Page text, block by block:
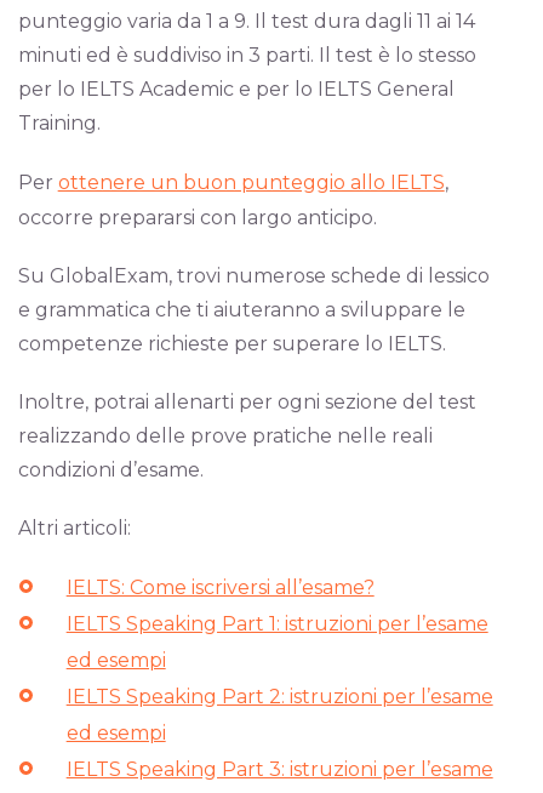
punteggio varia da 1 a 9. Il test dura dagli 11 ai 14
minuti ed è suddiviso in 3 parti. Il test è lo stesso
per lo IELTS Academic e per lo IELTS General
Training.
Per ottenere un buon punteggio allo IELTS,
occorre prepararsi con largo anticipo.
Su GlobalExam, trovi numerose schede di lessico
e grammatica che ti aiuteranno a sviluppare le
competenze richieste per superare lo IELTS.
Inoltre, potrai allenarti per ogni sezione del test
realizzando delle prove pratiche nelle reali
condizioni d’esame.
Altri articoli:
IELTS: Come iscriversi all’esame?
IELTS Speaking Part 1: istruzioni per l’esame
ed esempi
IELTS Speaking Part 2: istruzioni per l’esame
ed esempi
IELTS Speaking Part 3: istruzioni per l’esame